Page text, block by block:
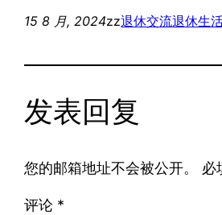
15 8 月, 2024zz退休交流退休生
发表回复
您的邮箱地址不会被公开。 必
评论 *